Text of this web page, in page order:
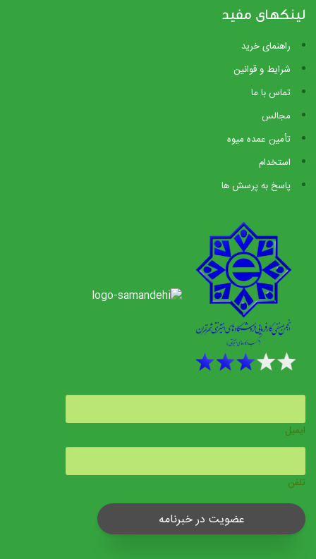
لینکهای مفید
راهنمای خرید
شرایط و قوانین
تماس با ما
مجالس
تأمین عمده میوه
استخدام
پاسخ به پرسش ها
ایمیل
تلفن
عضویت در خبرنامه